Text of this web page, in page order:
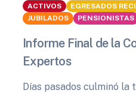
ACTIVOS EGRESADOS
JUBILADOS
PENSIONISTAS
Informe Final de la
Expertos
Días pasados culminó la